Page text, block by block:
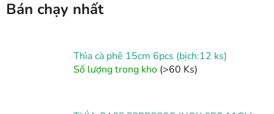
Bán chạy nhất
Thìa cà phê 15cm 6pcs (bịch:12 ks)
Số lượng trong kho (>60 Ks)